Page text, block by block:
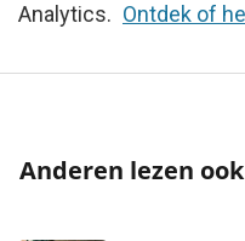
Analytics. Ontdek of
Anderen lezen ook